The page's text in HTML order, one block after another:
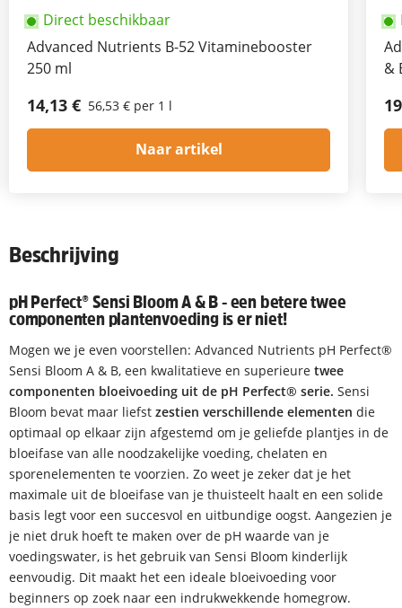
Direct beschikbaar
Advanced Nutrients B-52 Vitaminebooster
250 ml
14,13 € 56,53 € per 1 l
Naar artikel
&
Beschrijving
pH Perfect® Sensi Bloom A & B - een betere twee
componenten plantenvoeding is er niet!
Mogen we je even voorstellen: Advanced Nutrients pH Perfect®
Sensi Bloom A & B, een kwalitatieve en superieure twee
componenten bloeivoeding uit de pH Perfect® serie. Sensi
Bloom bevat maar liefst zestien verschillende elementen die
optimaal op elkaar zijn afgestemd om je geliefde plantjes in de
bloeifase van alle noodzakelijke voeding, chelaten en
sporenelementen te voorzien. Zo weet je zeker dat je het
maximale uit de bloeifase van je thuisteelt haalt en een solide
basis legt voor een succesvol en uitbundige oogst. Aangezien je
je niet druk hoeft te maken over de pH waarde van je
voedingswater, is het gebruik van Sensi Bloom kinderlijk
eenvoudig. Dit maakt het een ideale bloeivoeding voor
beginners op zoek naar een indrukwekkende homegrow.